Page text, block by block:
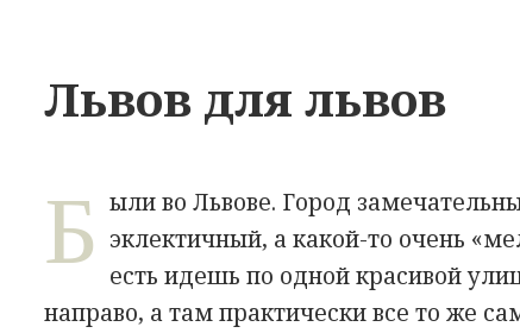
Львов для львов
Б ыли во Львове. Город
эклектичный, а какой-то очень
есть идешь по одной красивой
направо, а там практически все то же